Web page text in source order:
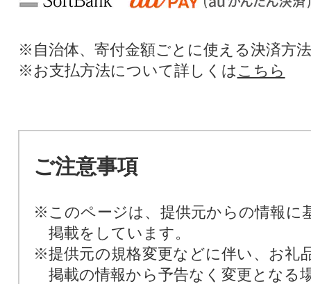
※自治体、寄付金額ごとに使える決済方
※お支払方法について詳しくは こちら
ご注意事項
※このページは、提供元からの情報に
掲載をしています。
※提供元の規格変更などに伴い、お礼
掲載の情報から予告なく変更となる